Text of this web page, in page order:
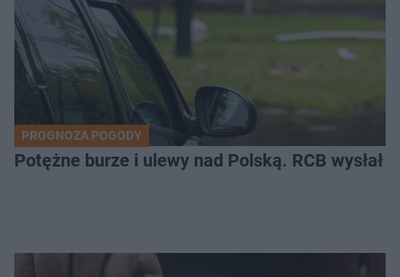
PROGNOZA POGODY
Potężne burze i ulewy nad Polską. RCB